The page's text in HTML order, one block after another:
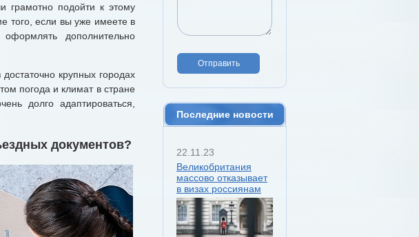
грамотно подойти к этому
того, если вы уже имеете в
дополнительно
крупных городах
погода и климат в стране
долго адаптироваться,
документов?
Отправить
Последние новости
22.11.23
Великобритания
массово отказывает
в визах россиянам